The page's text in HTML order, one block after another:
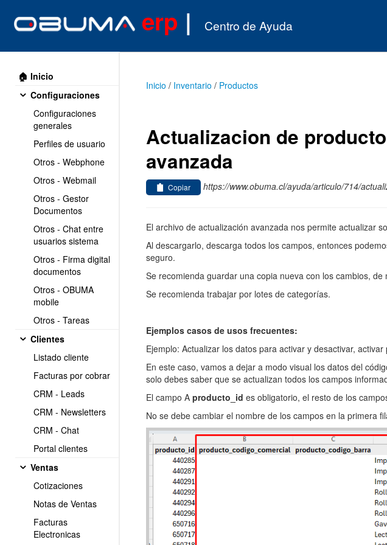
erp | Centro de Ayuda
🏠 Inicio
Configuraciones
Configuraciones
generales
Perfiles de usuario
Otros - Webphone
Otros - Webmail
Otros - Gestor
Documentos
Otros - Chat entre
usuarios sistema
Otros - Firma digital
documentos
Otros - OBUMA
mobile
Otros - Tareas
Clientes
Listado cliente
Facturas por cobrar
CRM - Leads
CRM - Newsletters
CRM - Chat
Portal clientes
Ventas
Cotizaciones
Notas de Ventas
Facturas
Electronicas
Inicio / Inventario / Productos
Actualizacion de
avanzada
Copiar https://www.obuma.cl/ayuda/articulo/714/
El archivo de actualización avanzada nos permite actualizar
Al descargarlo, descarga todos los campos, entonces
seguro.
Se recomienda guardar una copia nueva con los cambios,
Se recomienda trabajar por lotes de categorías.
Ejemplos casos de usos frecuentes:
Ejemplo: Actualizar los datos para activar y desactivar,
En este caso, vamos a dejar a modo visual los datos del
solo debes saber que se actualizan todos los campos
El campo A producto_id es obligatorio, el resto de los
No se debe cambiar el nombre de los campos en la primera